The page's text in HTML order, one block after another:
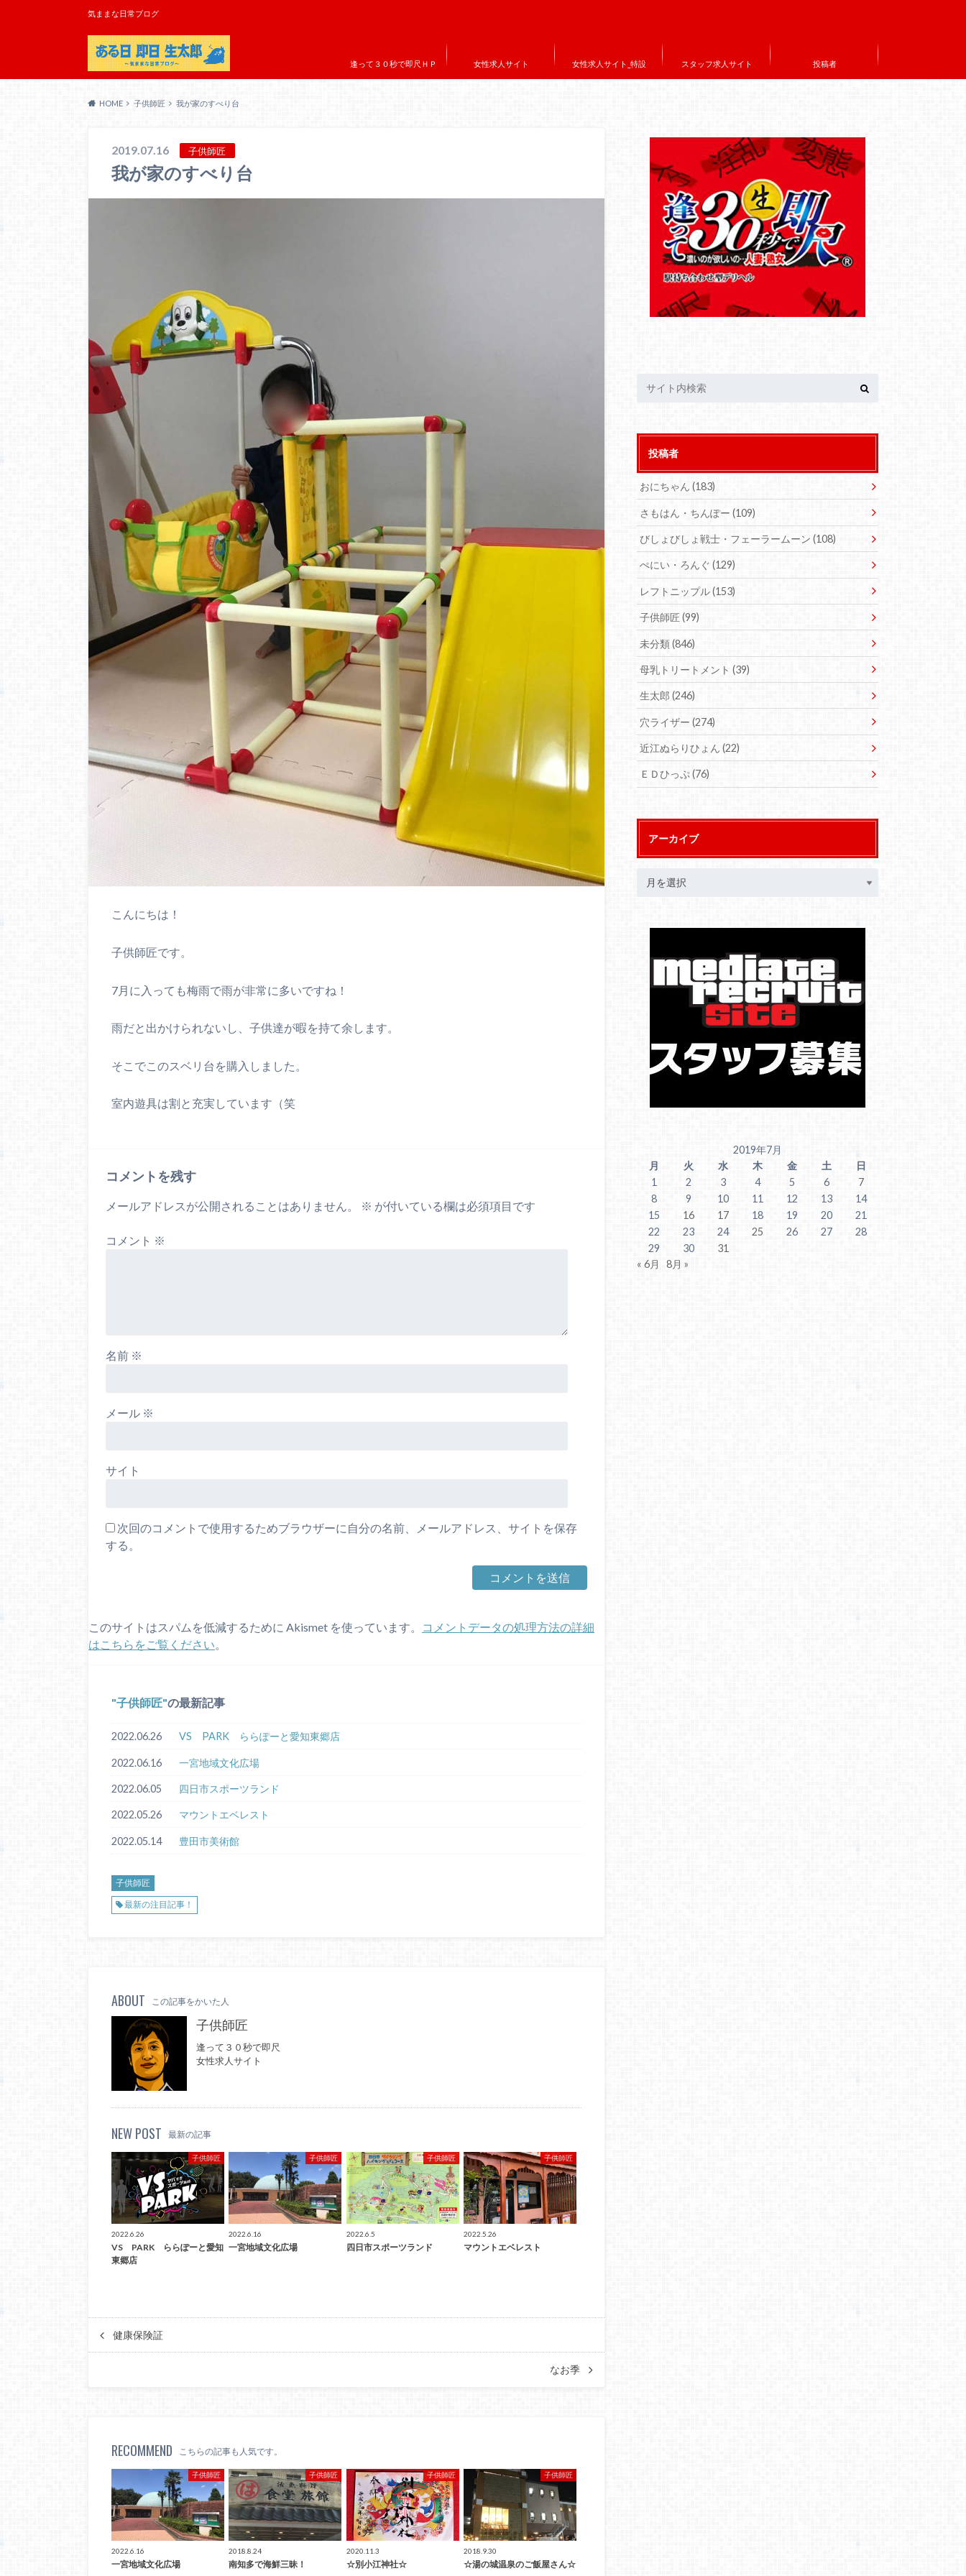
気ままな日常ブログ
逢って３０秒で即尺ＨＰ 女性求人サイト 女性求人サイト_特設 スタッフ求人サイト 投稿者
HOME 子供師匠 我が家のすべり台
2019.07.16 子供師匠
我が家のすべり台
こんにちは！
子供師匠です。
7月に入っても梅雨で雨が非常に多いですね！
雨だと出かけられないし、子供達が暇を持て余します。
そこでこのスベリ台を購入しました。
室内遊具は割と充実しています（笑
コメントを残す
メールアドレスが公開されることはありません。 ※ が付いている欄は必須項目です
コメント ※
名前 ※
メール ※
サイト
次回のコメントで使用するためブラウザーに自分の名前、メールアドレス、サイトを保存
する。
このサイトはスパムを低減するために Akismet を使っています。
コメントデータの処理方法の詳細
はこちらをご覧ください。
子供師匠 の最新記事
2022.06.26 VS PARK ららぽーと愛知東郷店
2022.06.16 一宮地域文化広場
2022.06.05 四日市スポーツランド
2022.05.26 マウントエベレスト
2022.05.14 豊田市美術館
子供師匠
最新の注目記事！
ABOUT この記事をかいた人
子供師匠
逢って３０秒で即尺
女性求人サイト
NEW POST 最新の記事
子供師匠
2022.6.26
VS PARK ららぽーと愛知
東郷店
子供師匠
2022.6.16
一宮地域文化広場
子供師匠
2022.6.5
四日市スポーツランド
子供師匠
2022.5.26
マウントエベレスト
健康保険証
なお季
RECOMMEND こちらの記事も人気です。
子供師匠
2022.6.16
一宮地域文化広場
子供師匠
2018.8.24
南知多で海鮮三昧！
子供師匠
2020.11.3
☆別小江神社☆
子供師匠
2018.9.30
☆湯の城温泉のご飯屋さん☆
投稿者
おにちゃん(183)
さもはん・ちんぽー(109)
びしょびしょ戦士・フェーラームーン(108)
ぺにい・ろんぐ(129)
レフトニップル(153)
子供師匠(99)
未分類(846)
母乳トリートメント(39)
生太郎(246)
穴ライザー(274)
近江ぬらりひょん(22)
ＥＤひっぷ(76)
アーカイブ
2019年7月
月
火 水 木 金 土
日
1
2 3 4 5 6
7
8
9 10 11 12 13
14
15
16 17 18 19 20
21
22
23 24 25 26 27
28
29
30
31
« 6月
8月 »